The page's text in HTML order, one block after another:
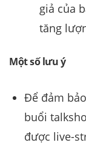
giả của
tăng
Một số lưu ý
Để đảm
buổi
được live-